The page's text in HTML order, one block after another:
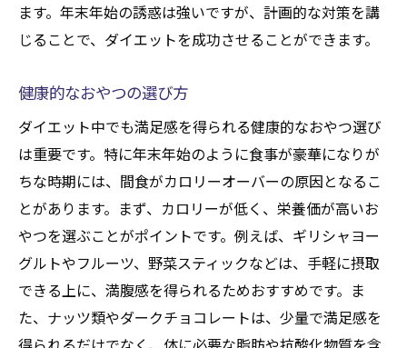
ます。年末年始の誘惑は強いですが、計画的な対策を講
じることで、ダイエットを成功させることができます。
健康的なおやつの選び方
ダイエット中でも満足感を得られる健康的なおやつ選び
は重要です。特に年末年始のように食事が豪華になりが
ちな時期には、間食がカロリーオーバーの原因となるこ
とがあります。まず、カロリーが低く、栄養価が高いお
やつを選ぶことがポイントです。例えば、ギリシャヨー
グルトやフルーツ、野菜スティックなどは、手軽に摂取
できる上に、満腹感を得られるためおすすめです。ま
た、ナッツ類やダークチョコレートは、少量で満足感を